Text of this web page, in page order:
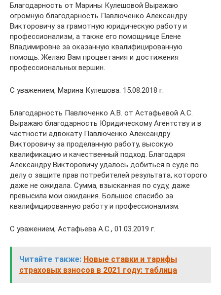
Благодарность от Марины Кулешовой Выражаю
огромную благодарность Павлюченко Александру
Викторовичу за грамотную юридическую работу и
профессионализм, а также его помощнице Елене
Владимировне за оказанную квалифицированную
помощь. Желаю Вам процветания и достижения
профессиональных вершин.
С уважением, Марина Кулешова. 15.08.2018 г.
Благодарность Павлюченко А.В. от Астафьевой А.С.
Выражаю благодарность Юридическому Агентству и в
частности адвокату Павлюченко Александру
Викторовичу за проделанную работу, высокую
квалификацию и качественный подход. Благодаря
Александру Викторовичу удалось добиться в суде по
делу о защите прав потребителей результата, которого
даже не ожидала. Сумма, взысканная по суду, даже
превысила мои ожидания. Большое спасибо за
квалифицированную работу и профессионализм.
С уважением, Астафьева А.С., 01.03.2019 г.
Читайте также: Новые ставки и тарифы
страховых взносов в 2021 году: таблица